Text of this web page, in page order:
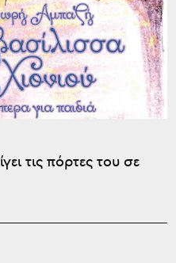
τις πόρτες του σε